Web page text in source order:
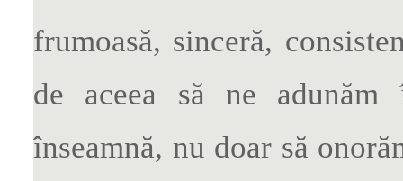
frumoasă, sinceră,
de aceea să ne
înseamnă, nu doar să